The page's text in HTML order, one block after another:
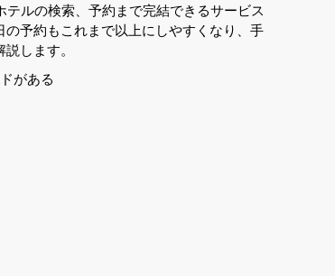
ルの検索、予約まで完結できるサービス
の予約もこれまで以上にしやすくなり、手
します。
がある